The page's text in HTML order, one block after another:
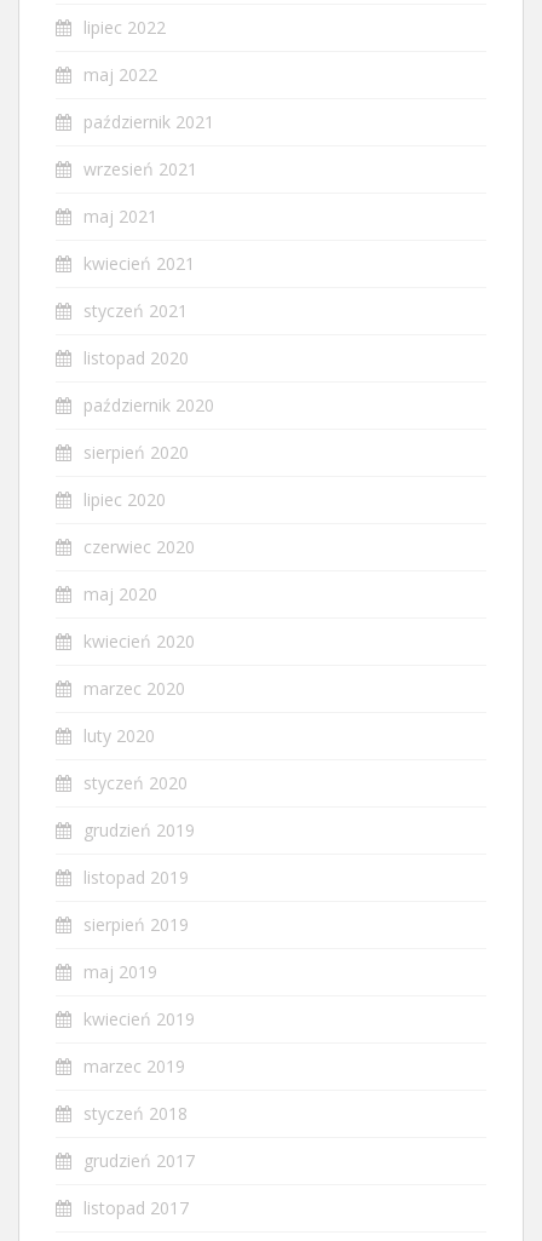
lipiec 2022
maj 2022
październik 2021
wrzesień 2021
maj 2021
kwiecień 2021
styczeń 2021
listopad 2020
październik 2020
sierpień 2020
lipiec 2020
czerwiec 2020
maj 2020
kwiecień 2020
marzec 2020
luty 2020
styczeń 2020
grudzień 2019
listopad 2019
sierpień 2019
maj 2019
kwiecień 2019
marzec 2019
styczeń 2018
grudzień 2017
listopad 2017